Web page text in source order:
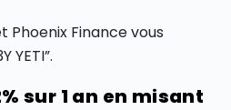
Finance vous
YETI”.
sur 1 an en misant